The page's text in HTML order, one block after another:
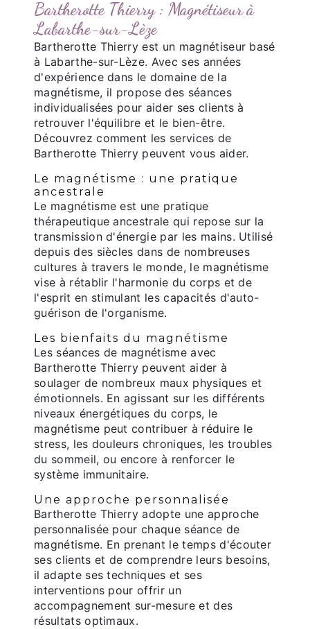
Bartherotte Thierry : Magnétiseur à
Labarthe-sur-Lèze
Bartherotte Thierry est un magnétiseur basé
à Labarthe-sur-Lèze. Avec ses années
d'expérience dans le domaine de la
magnétisme, il propose des séances
individualisées pour aider ses clients à
retrouver l'équilibre et le bien-être.
Découvrez comment les services de
Bartherotte Thierry peuvent vous aider.
Le magnétisme : une pratique
ancestrale
Le magnétisme est une pratique
thérapeutique ancestrale qui repose sur la
transmission d'énergie par les mains. Utilisé
depuis des siècles dans de nombreuses
cultures à travers le monde, le magnétisme
vise à rétablir l'harmonie du corps et de
l'esprit en stimulant les capacités d'auto-
guérison de l'organisme.
Les bienfaits du magnétisme
Les séances de magnétisme avec
Bartherotte Thierry peuvent aider à
soulager de nombreux maux physiques et
émotionnels. En agissant sur les différents
niveaux énergétiques du corps, le
magnétisme peut contribuer à réduire le
stress, les douleurs chroniques, les troubles
du sommeil, ou encore à renforcer le
système immunitaire.
Une approche personnalisée
Bartherotte Thierry adopte une approche
personnalisée pour chaque séance de
magnétisme. En prenant le temps d'écouter
ses clients et de comprendre leurs besoins,
il adapte ses techniques et ses
interventions pour offrir un
accompagnement sur-mesure et des
résultats optimaux.